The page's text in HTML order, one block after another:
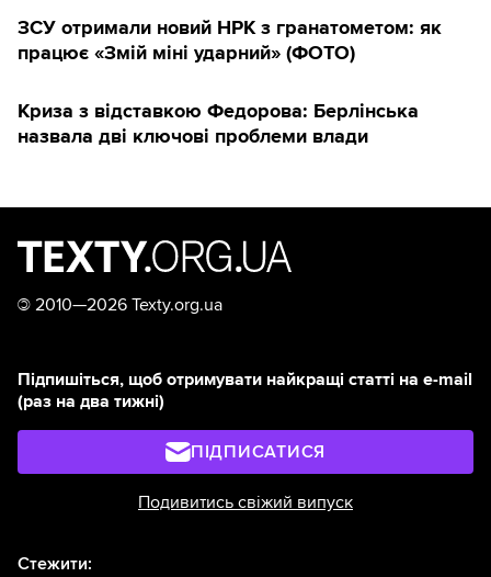
ЗСУ отримали новий НРК з гранатометом: як
працює «Змій міні ударний» (ФОТО)
Криза з відставкою Федорова: Берлінська
назвала дві ключові проблеми влади
© 2010—2026 Texty.org.ua
Підпишіться, щоб отримувати найкращі статті на e-mail
(раз на два тижні)
ПІДПИСАТИСЯ
Подивитись свіжий випуск
Стежити: